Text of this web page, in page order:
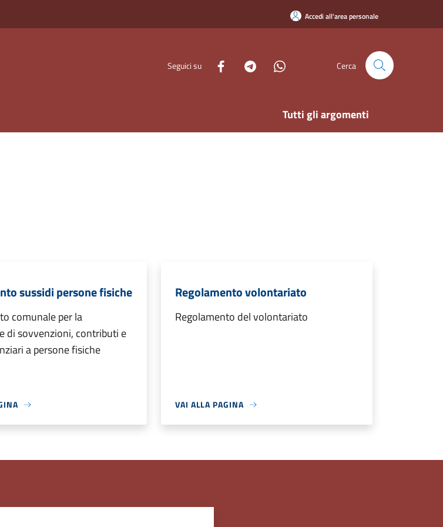
Accedi all'area personale
Seguici su Cerca
Tutti gli argomenti
sussidi persone fisiche
comunale per la
di sovvenzioni, contributi e
a persone fisiche
Regolamento volontariato
Regolamento del volontariato
VAI ALLA PAGINA